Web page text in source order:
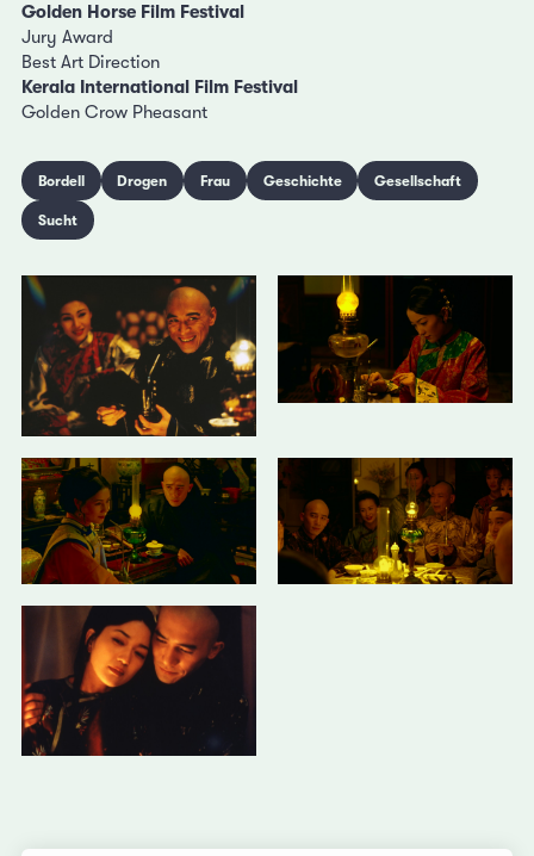
Golden Horse Film Festival
Jury Award
Best Art Direction
Kerala International Film Festival
Golden Crow Pheasant
Bordell Drogen Frau Geschichte Gesellschaft
Sucht